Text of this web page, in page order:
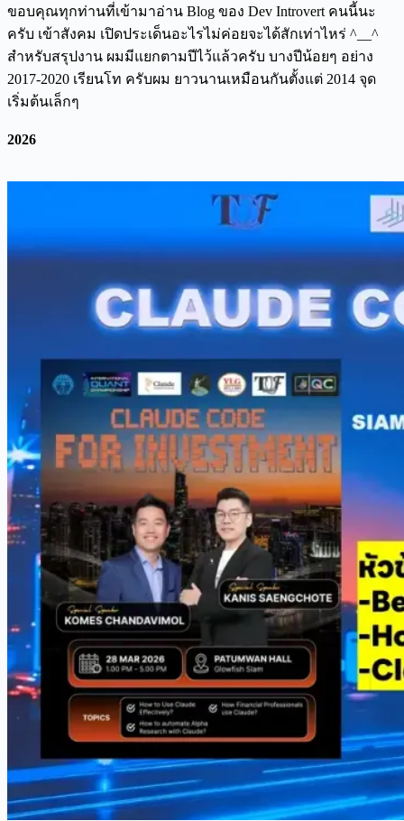
ขอบคุณทุกท่านที่เข้ามาอ่าน Blog ของ Dev Introvert คนนี้นะ
ครับ เข้าสังคม เปิดประเด็นอะไรไม่ค่อยจะได้สักเท่าไหร่ ^__^
สำหรับสรุปงาน ผมมีแยกตามปีไว้แล้วครับ บางปีน้อยๆ อย่าง
2017-2020 เรียนโท ครับผม ยาวนานเหมือนกันตั้งแต่ 2014 จุด
เริ่มต้นเล็กๆ
2026